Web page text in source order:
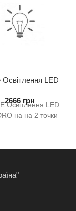
Освітлення LED
2666 грн
Освітлення LED
на на 2 точки